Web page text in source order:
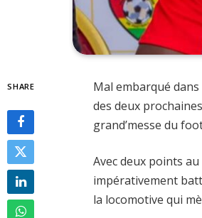
SHARE
Mal embarqué
des deux
grand’messe du
Avec deux points
impérativement
la locomotive qui